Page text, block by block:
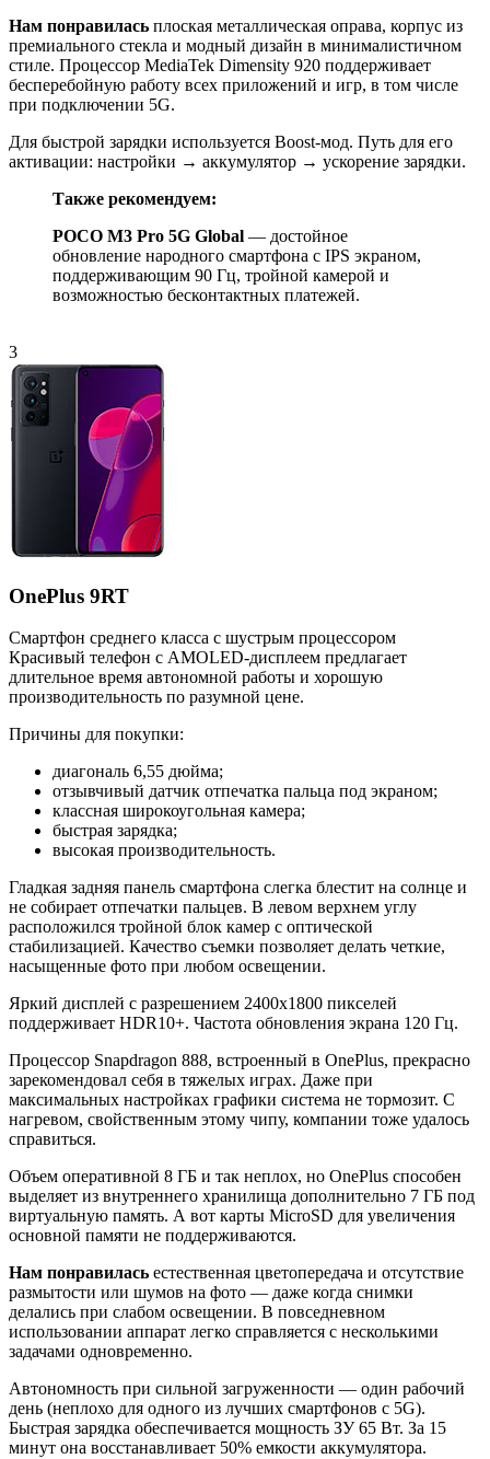
Нам понравилась плоская металлическая оправа, корпус из
премиального стекла и модный дизайн в минималистичном
стиле. Процессор MediaTek Dimensity 920 поддерживает
бесперебойную работу всех приложений и игр, в том числе
при подключении 5G.
Для быстрой зарядки используется Boost-мод. Путь для его
активации: настройки → аккумулятор → ускорение зарядки.
Также рекомендуем:
POCO M3 Pro 5G Global — достойное
обновление народного смартфона с IPS экраном,
поддерживающим 90 Гц, тройной камерой и
возможностью бесконтактных платежей.
3
OnePlus 9RT
Смартфон среднего класса с шустрым процессором
Красивый телефон с AMOLED-дисплеем предлагает
длительное время автономной работы и хорошую
производительность по разумной цене.
Причины для покупки:
диагональ 6,55 дюйма;
отзывчивый датчик отпечатка пальца под экраном;
классная широкоугольная камера;
быстрая зарядка;
высокая производительность.
Гладкая задняя панель смартфона слегка блестит на солнце и
не собирает отпечатки пальцев. В левом верхнем углу
расположился тройной блок камер с оптической
стабилизацией. Качество съемки позволяет делать четкие,
насыщенные фото при любом освещении.
Яркий дисплей с разрешением 2400х1800 пикселей
поддерживает HDR10+. Частота обновления экрана 120 Гц.
Процессор Snapdragon 888, встроенный в OnePlus, прекрасно
зарекомендовал себя в тяжелых играх. Даже при
максимальных настройках графики система не тормозит. С
нагревом, свойственным этому чипу, компании тоже удалось
справиться.
Объем оперативной 8 ГБ и так неплох, но OnePlus способен
выделяет из внутреннего хранилища дополнительно 7 ГБ под
виртуальную память. А вот карты MicroSD для увеличения
основной памяти не поддерживаются.
Нам понравилась естественная цветопередача и отсутствие
размытости или шумов на фото — даже когда снимки
делались при слабом освещении. В повседневном
использовании аппарат легко справляется с несколькими
задачами одновременно.
Автономность при сильной загруженности — один рабочий
день (неплохо для одного из лучших смартфонов с 5G).
Быстрая зарядка обеспечивается мощность ЗУ 65 Вт. За 15
минут она восстанавливает 50% емкости аккумулятора.